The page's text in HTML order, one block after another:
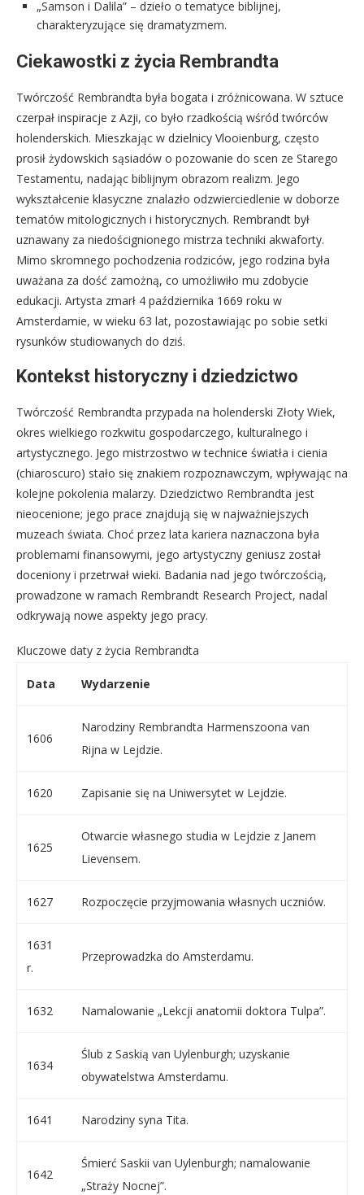
„Samson i Dalila” – dzieło o tematyce biblijnej,
charakteryzujące się dramatyzmem.
Ciekawostki z życia Rembrandta
Twórczość Rembrandta była bogata i zróżnicowana. W sztuce
czerpał inspiracje z Azji, co było rzadkością wśród twórców
holenderskich. Mieszkając w dzielnicy Vlooienburg, często
prosił żydowskich sąsiadów o pozowanie do scen ze Starego
Testamentu, nadając biblijnym obrazom realizm. Jego
wykształcenie klasyczne znalazło odzwierciedlenie w doborze
tematów mitologicznych i historycznych. Rembrandt był
uznawany za niedoścignionego mistrza techniki akwaforty.
Mimo skromnego pochodzenia rodziców, jego rodzina była
uważana za dość zamożną, co umożliwiło mu zdobycie
edukacji. Artysta zmarł 4 października 1669 roku w
Amsterdamie, w wieku 63 lat, pozostawiając po sobie setki
rysunków studiowanych do dziś.
Kontekst historyczny i dziedzictwo
Twórczość Rembrandta przypada na holenderski Złoty Wiek,
okres wielkiego rozkwitu gospodarczego, kulturalnego i
artystycznego. Jego mistrzostwo w technice światła i cienia
(chiaroscuro) stało się znakiem rozpoznawczym, wpływając na
kolejne pokolenia malarzy. Dziedzictwo Rembrandta jest
nieocenione; jego prace znajdują się w najważniejszych
muzeach świata. Choć przez lata kariera naznaczona była
problemami finansowymi, jego artystyczny geniusz został
doceniony i przetrwał wieki. Badania nad jego twórczością,
prowadzone w ramach Rembrandt Research Project, nadal
odkrywają nowe aspekty jego pracy.
Kluczowe daty z życia Rembrandta
Data Wydarzenie
1606
Narodziny Rembrandta Harmenszoona van
Rijna w Lejdzie.
1620 Zapisanie się na Uniwersytet w Lejdzie.
1625
Otwarcie własnego studia w Lejdzie z Janem
Lievensem.
1627 Rozpoczęcie przyjmowania własnych uczniów.
1631
r.
Przeprowadzka do Amsterdamu.
1632 Namalowanie „Lekcji anatomii doktora Tulpa”.
1634
Ślub z Saskią van Uylenburgh; uzyskanie
obywatelstwa Amsterdamu.
1641 Narodziny syna Tita.
1642
Śmierć Saskii van Uylenburgh; namalowanie
„Straży Nocnej”.